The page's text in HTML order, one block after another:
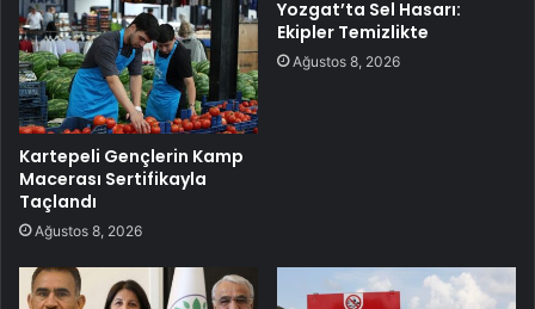
Kartepeli Gençlerin Kamp
Macerası Sertifikayla
Taçlandı
Ağustos 8, 2026
Yozgat’ta Sel Hasarı:
Ekipler Temizlikte
Ağustos 8, 2026